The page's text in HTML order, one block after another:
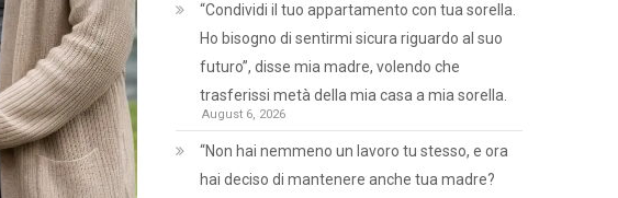
“Condividi il tuo appartamento con tua sorella.
Ho bisogno di sentirmi sicura riguardo al suo
futuro”, disse mia madre, volendo che
trasferissi metà della mia casa a mia sorella.
August 6, 2026
“Non hai nemmeno un lavoro tu stesso, e ora
hai deciso di mantenere anche tua madre?